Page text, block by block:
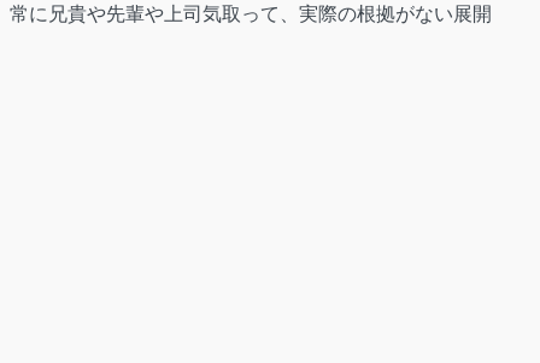
常に兄貴や先輩や上司気取って、実際の根拠がない展開